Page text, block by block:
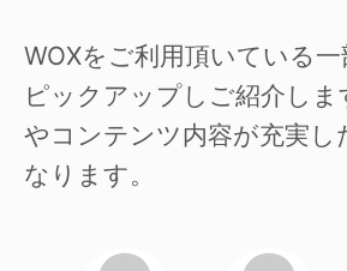
WOXをご利用頂いている
ピックアップしご紹介しま
やコンテンツ内容が充実し
なります。